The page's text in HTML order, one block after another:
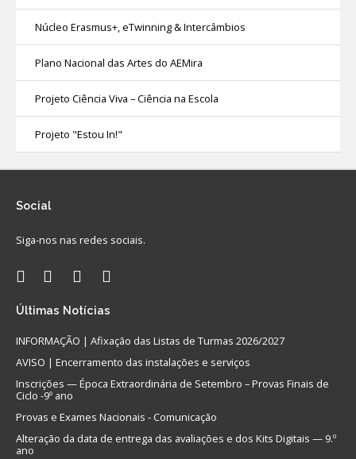
Núcleo Erasmus+, eTwinning & Intercâmbios
Plano Nacional das Artes do AEMira
Projeto Ciência Viva – Ciência na Escola
Projeto "Estou In!"
Social
Siga-nos nas redes sociais.
Últimas Notícias
INFORMAÇÃO | Afixação das Listas de Turmas 2026/2027
AVISO | Encerramento das instalações e serviços
Inscrições — Época Extraordinária de Setembro – Provas Finais de
Ciclo -9º ano
Provas e Exames Nacionais - Comunicação
Alteração da data de entrega das avaliações e dos Kits Digitais — 9.º
ano